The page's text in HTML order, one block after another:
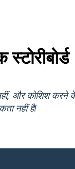
और कोशिश करने
नहीं है!